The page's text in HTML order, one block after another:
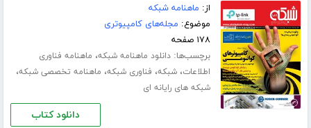
از: ماهنامه شبکه
موضوع: مجله‌های کامپیوتری
۱۷۸ صفحه
برچسب‌ها:دانلود ماهنامه شبکه، ماهنامه فناوری
اطلاعات،شبکه، فناوری شبکه، ماهنامه تخصصی شبکه،
شبکه های رایانه ای
دانلود کتاب